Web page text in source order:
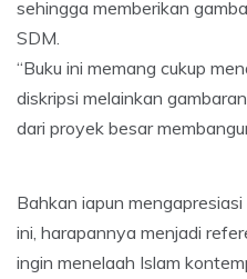
sehingga memberikan
SDM.
“Buku ini memang cukup
diskripsi melainkan
dari proyek besar
Bahkan iapun
ini, harapannya menjadi
ingin menelaah Islam